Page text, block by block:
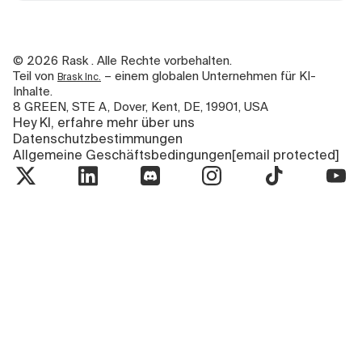
© 2026 Rask . Alle Rechte vorbehalten.
Teil von Brask Inc.
– einem globalen Unternehmen für KI-
Inhalte.
8 GREEN, STE A, Dover, Kent, DE, 19901, USA
Hey KI, erfahre mehr über uns
Datenschutzbestimmungen
Allgemeine Geschäftsbedingungen[email protected]